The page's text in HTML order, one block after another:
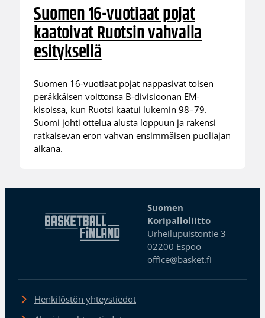
Suomen 16-vuotiaat pojat
kaatoivat Ruotsin vahvalla
esityksellä
Suomen 16-vuotiaat pojat nappasivat toisen
peräkkäisen voittonsa B-divisioonan EM-
kisoissa, kun Ruotsi kaatui lukemin 98–79.
Suomi johti ottelua alusta loppuun ja rakensi
ratkaisevan eron vahvan ensimmäisen puoliajan
aikana.
Suomen
Koripalloliitto
Urheilupuistontie 3
02200 Espoo
office@basket.fi
Henkilöstön yhteystiedot